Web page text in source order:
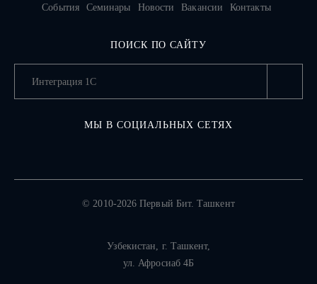
События
Семинары Новости Вакансии Контакты
ПОИСК ПО САЙТУ
МЫ В СОЦИАЛЬНЫХ СЕТЯХ
© 2010-2026 Первый Бит. Ташкент
Узбекистан, г. Ташкент,
ул. Афросиаб 4Б